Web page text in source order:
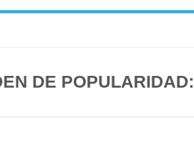
DE POPULARIDAD: